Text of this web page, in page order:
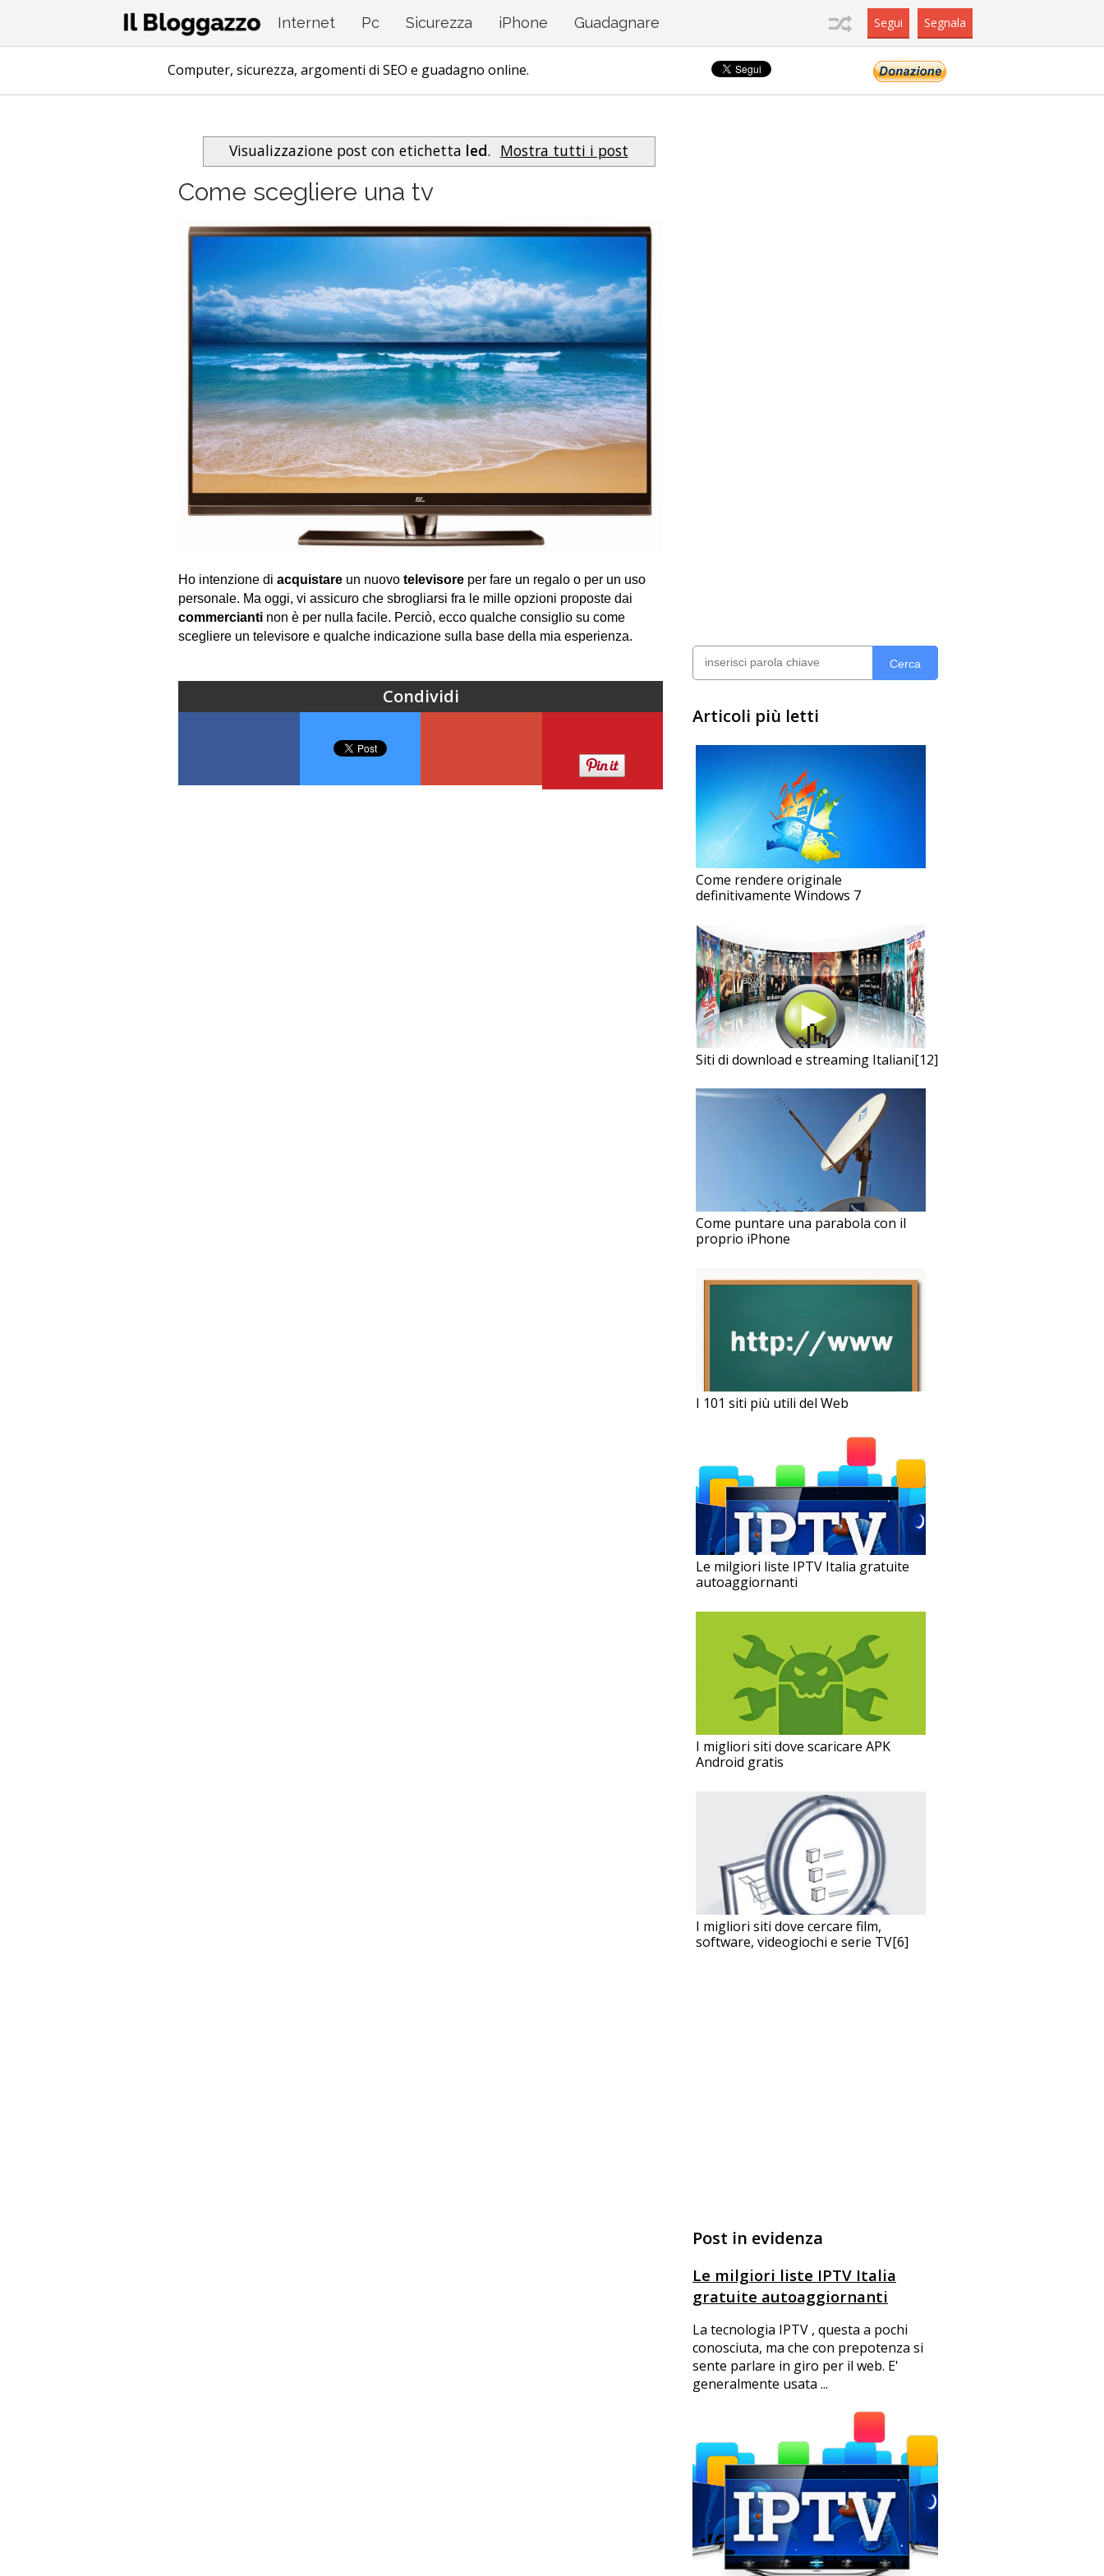
Internet Pc Sicurezza iPhone Guadagnare Segui Segnala
Computer, sicurezza, argomenti di SEO e guadagno online.
Visualizzazione post con etichetta led. Mostra tutti i post
Come scegliere una tv
Ho intenzione di acquistare un nuovo televisore per fare un regalo o per un uso
personale. Ma oggi, vi assicuro che sbrogliarsi fra le mille opzioni proposte dai
commercianti non è per nulla facile. Perciò, ecco qualche consiglio su come
scegliere un televisore e qualche indicazione sulla base della mia esperienza.
Condividi
Cerca
Articoli più letti
Come rendere originale
definitivamente Windows 7
Siti di download e streaming Italiani[12]
Come puntare una parabola con il
proprio iPhone
I 101 siti più utili del Web
Le milgiori liste IPTV Italia gratuite
autoaggiornanti
I migliori siti dove scaricare APK
Android gratis
I migliori siti dove cercare film,
software, videogiochi e serie TV[6]
Post in evidenza
Le milgiori liste IPTV Italia
gratuite autoaggiornanti
La tecnologia IPTV , questa a pochi
conosciuta, ma che con prepotenza si
sente parlare in giro per il web. E'
generalmente usata ...
Questo sito utilizza i cookie per migliorare servizi ed esperienza dei lettori. Se decidi di continuare la navigazione consideriamo che accetti il loro uso. Più Info